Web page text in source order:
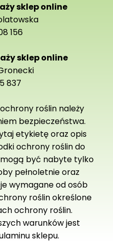
sklep online
156
sklep online
837
roślin należy
bezpieczeństwa.
etykietę oraz opis
ochrony roślin do
być nabyte tylko
pełnoletnie oraz
wymagane od osób
roślin określone
ochrony roślin.
warunków jest
sklepu.